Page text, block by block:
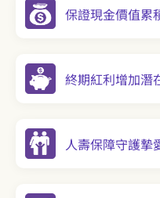
保證現金價值累
終期紅利增加潛
人壽保障守護摯